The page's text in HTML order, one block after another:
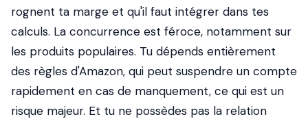
rognent ta marge et qu'il faut intégrer dans tes
calculs. La concurrence est féroce, notamment sur
les produits populaires. Tu dépends entièrement
des règles d'Amazon, qui peut suspendre un compte
rapidement en cas de manquement, ce qui est un
risque majeur. Et tu ne possèdes pas la relation